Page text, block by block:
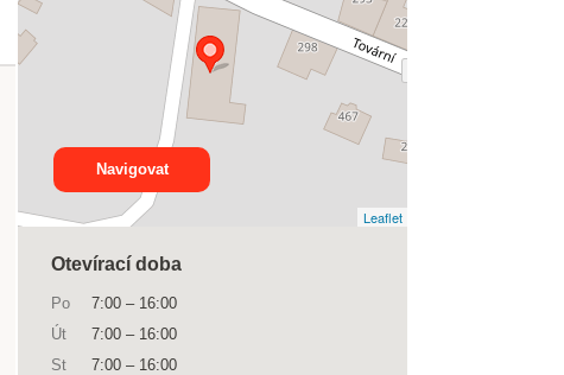
Leaflet
Navigovat
Otevírací doba
Po 7:00 – 16:00
Út
7:00 – 16:00
St
7:00 – 16:00